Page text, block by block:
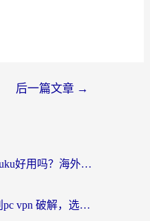
后一篇文章 →
ChickCN和Unblock Youku好用吗？海外党亲测3款回国加速器，附iOS免费选择指南
海外党避坑指南：告别pc vpn 破解，选对回国加速器轻松访问国内资源